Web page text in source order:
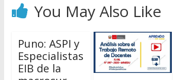
You May Also Like
Puno: ASPI y
Especialistas
EIB de la